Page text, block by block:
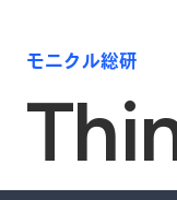
モニクル総研